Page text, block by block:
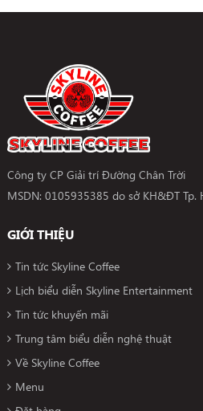
Công ty CP Giải trí Đường Chân Trời
MSDN: 0105935385 do sở KH&ĐT
GIỚI THIỆU
Tin tức Skyline Coffee
Lịch biểu diễn Skyline Entertainment
Tin tức khuyến mãi
Trung tâm biểu diễn nghệ thuật
Về Skyline Coffee
Menu